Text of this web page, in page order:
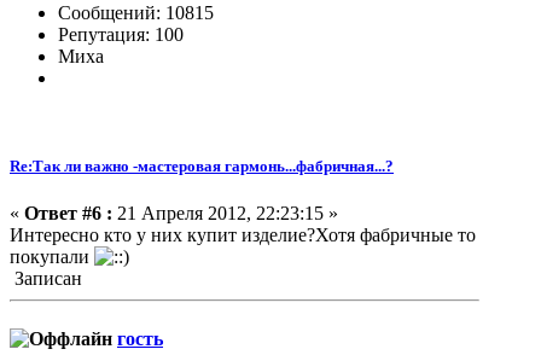
Сообщений: 10815
Репутация: 100
Миха
Re:Так ли важно -мастеровая гармонь...фабричная...?
« Ответ #6 : 21 Апреля 2012, 22:23:15 »
Интересно кто у них купит изделие?Хотя фабричные то
покупали
Записан
гость